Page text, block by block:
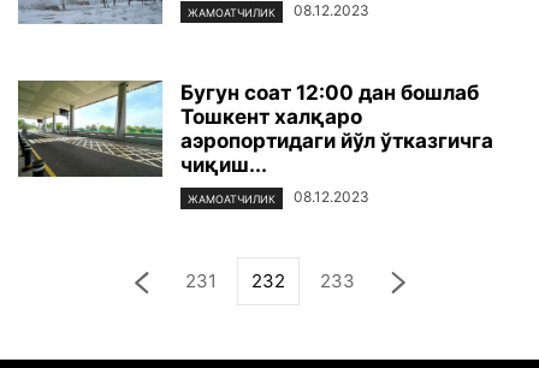
ЖАМОАТЧИЛИК 08.12.2023
Бугун соат 12:00 дан бошлаб
Тошкент халқаро
аэропортидаги йўл ўтказгичга
чиқиш...
ЖАМОАТЧИЛИК 08.12.2023
231 232 233